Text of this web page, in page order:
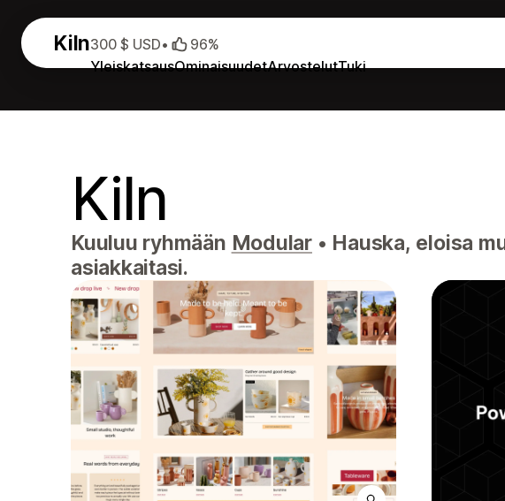
Kiln
YleiskatsausOminaisuudetArvostelutTuki
300 $ USD• 96%
Kiln
Kuuluu ryhmään Modular • Hauska, eloisa
asiakkaitasi.